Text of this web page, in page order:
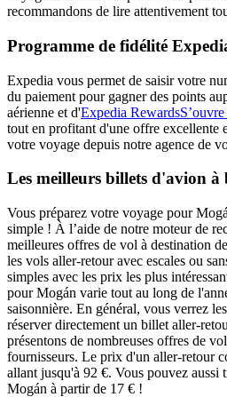
recommandons de lire attentivement
Programme de fidélité
Expedia vous permet de saisir votre
du paiement pour gagner des points
aérienne et d'Expedia Rewards
tout en profitant d'une offre excellente
votre voyage depuis notre agence de
Les meilleurs billets d'avion à
Vous préparez votre voyage pour
simple ! À l’aide de notre moteur de
meilleures offres de vol à destination
les vols aller-retour avec escales ou
simples avec les prix les plus
pour Mogán varie tout au long de
saisonnière. En général, vous verrez
réserver directement un billet aller-
présentons de nombreuses offres de
fournisseurs. Le prix d'un aller-retour
allant jusqu'à 92 €. Vous pouvez aussi
Mogán à partir de 17 € !